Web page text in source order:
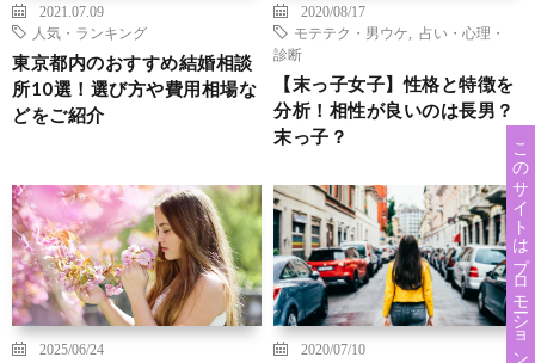
2021.07.09
人気・ランキング
東京都内のおすすめ結婚相談
所10選！選び方や費用相場な
どをご紹介
2020/08/17
モテテク・男ウケ
占い・心理・
診断
【末っ子女子】性格と特徴を
分析！相性が良いのは長男？
末っ子？
2025/06/24
2020/07/10